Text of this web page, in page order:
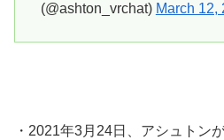
(@ashton_vrchat) March 12,
・2021年3月24日、アシュトン